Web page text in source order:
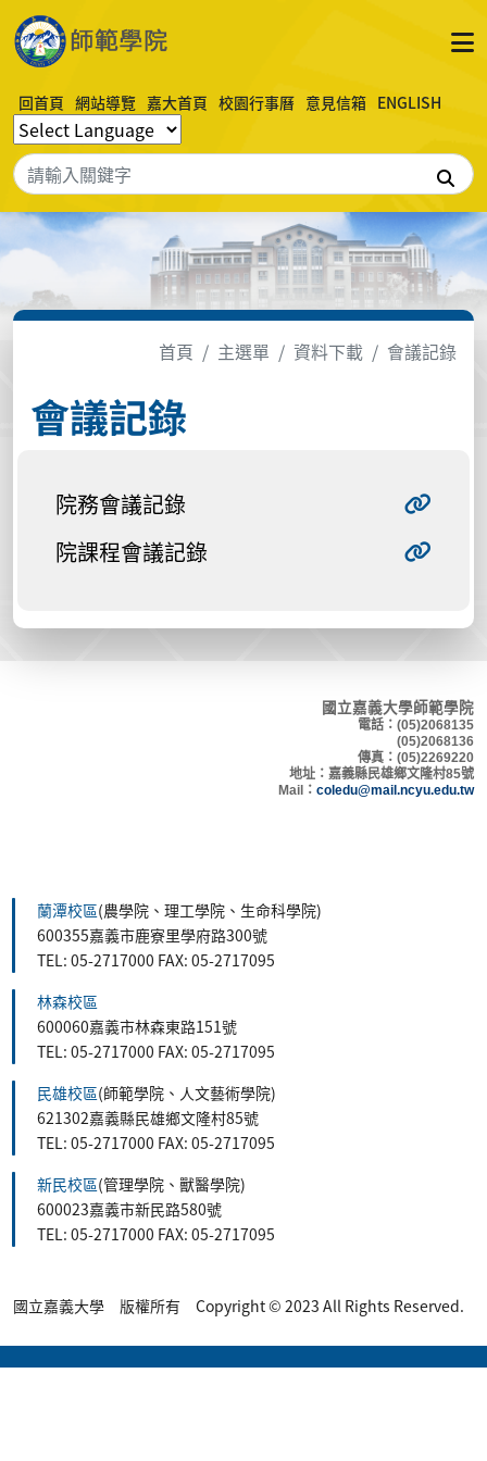
回首頁 網站導覽 嘉大首頁 校園行事曆 意見信箱 ENGLISH
搜尋
首頁 主選單 資料下載 會議記錄
會議記錄
院務會議記錄
院課程會議記錄
國立嘉義大學師範學院
電話：(05)2068135
(05)2068136
傳真：(05)2269220
地址：嘉義縣民雄鄉文隆村85號
Mail： coledu@mail.ncyu.edu.tw
蘭潭校區(農學院、理工學院、生命科學院)
600355嘉義市鹿寮里學府路300號
TEL: 05-2717000 FAX: 05-2717095
林森校區
600060嘉義市林森東路151號
TEL: 05-2717000 FAX: 05-2717095
民雄校區(師範學院、人文藝術學院)
621302嘉義縣民雄鄉文隆村85號
TEL: 05-2717000 FAX: 05-2717095
新民校區(管理學院、獸醫學院)
600023嘉義市新民路580號
TEL: 05-2717000 FAX: 05-2717095
國立嘉義大學 版權所有 Copyright © 2023 All Rights Reserved.